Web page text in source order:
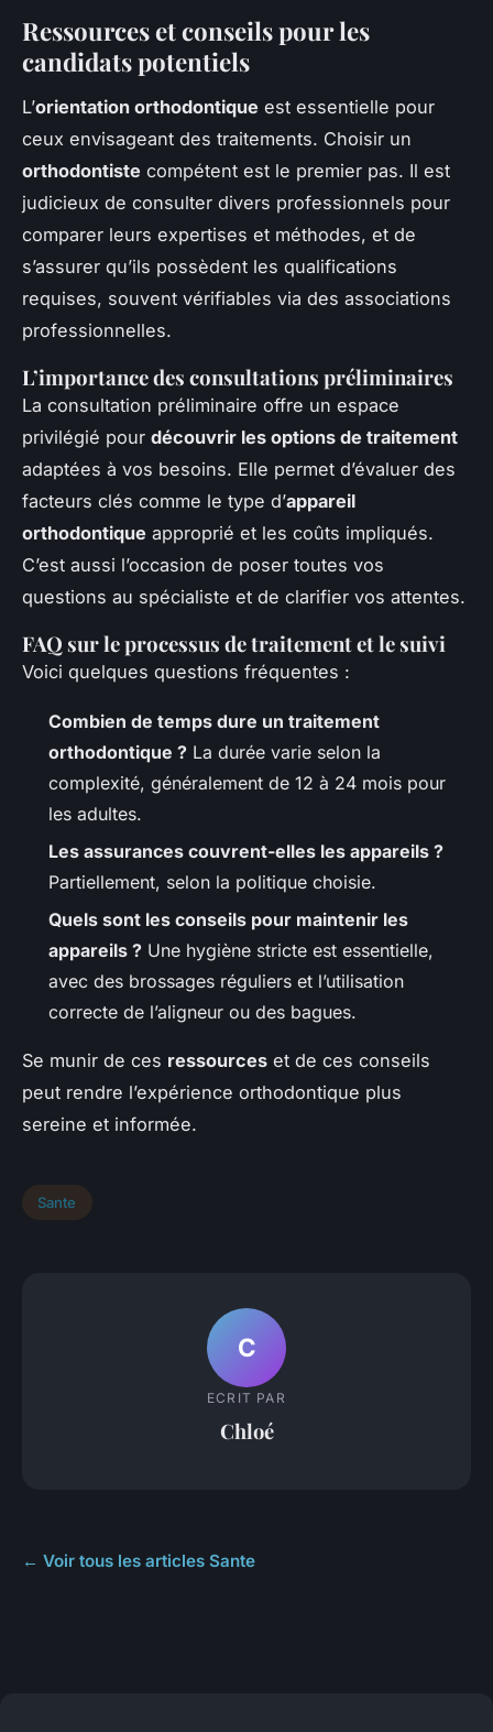
Ressources et conseils pour les
candidats potentiels
L’orientation orthodontique est essentielle pour
ceux envisageant des traitements. Choisir un
orthodontiste compétent est le premier pas. Il est
judicieux de consulter divers professionnels pour
comparer leurs expertises et méthodes, et de
s’assurer qu’ils possèdent les qualifications
requises, souvent vérifiables via des associations
professionnelles.
L’importance des consultations préliminaires
La consultation préliminaire offre un espace
privilégié pour découvrir les options de traitement
adaptées à vos besoins. Elle permet d’évaluer des
facteurs clés comme le type d’appareil
orthodontique approprié et les coûts impliqués.
C’est aussi l’occasion de poser toutes vos
questions au spécialiste et de clarifier vos attentes.
FAQ sur le processus de traitement et le suivi
Voici quelques questions fréquentes :
Combien de temps dure un traitement
orthodontique ? La durée varie selon la
complexité, généralement de 12 à 24 mois pour
les adultes.
Les assurances couvrent-elles les appareils ?
Partiellement, selon la politique choisie.
Quels sont les conseils pour maintenir les
appareils ? Une hygiène stricte est essentielle,
avec des brossages réguliers et l’utilisation
correcte de l’aligneur ou des bagues.
Se munir de ces ressources et de ces conseils
peut rendre l’expérience orthodontique plus
sereine et informée.
Sante
C
ECRIT PAR
Chloé
← Voir tous les articles Sante